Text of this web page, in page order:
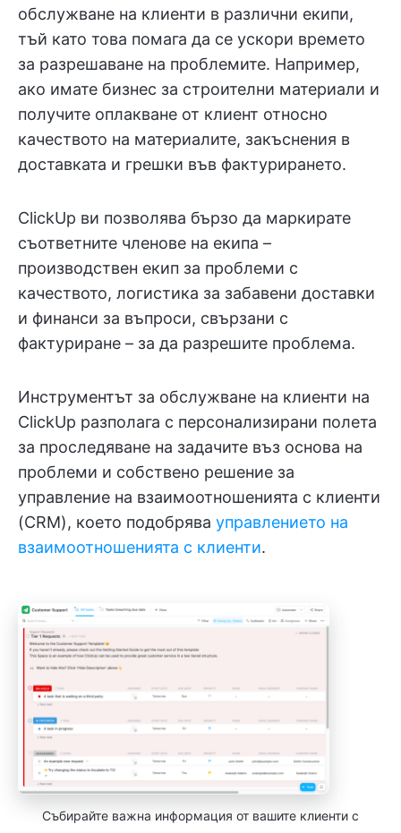
обслужване на клиенти в различни екипи,
тъй като това помага да се ускори времето
за разрешаване на проблемите. Например,
ако имате бизнес за строителни материали и
получите оплакване от клиент относно
качеството на материалите, закъснения в
доставката и грешки във фактурирането.
ClickUp ви позволява бързо да маркирате
съответните членове на екипа –
производствен екип за проблеми с
качеството, логистика за забавени доставки
и финанси за въпроси, свързани с
фактуриране – за да разрешите проблема.
Инструментът за обслужване на клиенти на
ClickUp разполага с персонализирани полета
за проследяване на задачите въз основа на
проблеми и собствено решение за
управление на взаимоотношенията с клиенти
(CRM), което подобрява управлението на
взаимоотношенията с клиенти.
Събирайте важна информация от вашите клиенти с